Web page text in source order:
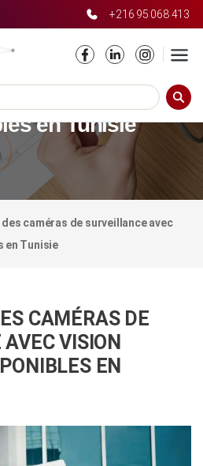
+216 95 068 413
caméras de
vision nocturne
en Tunisie
caméras de surveillance avec
en Tunisie
CAMÉRAS DE
VISION
EN